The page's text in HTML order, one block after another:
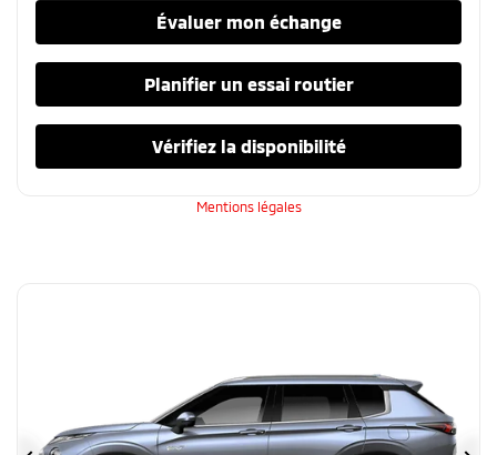
Évaluer mon échange
Planifier un essai routier
Vérifiez la disponibilité
Mentions légales